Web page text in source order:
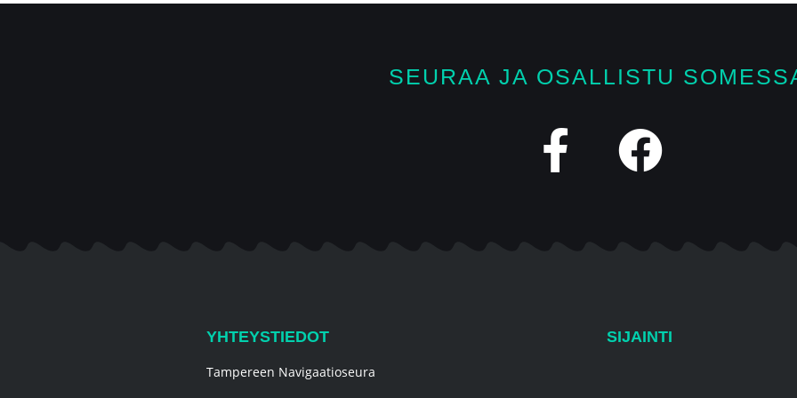
SEURAA JA OSALLISTU
YHTEYSTIEDOT
Tampereen Navigaatioseura
SIJAINTI